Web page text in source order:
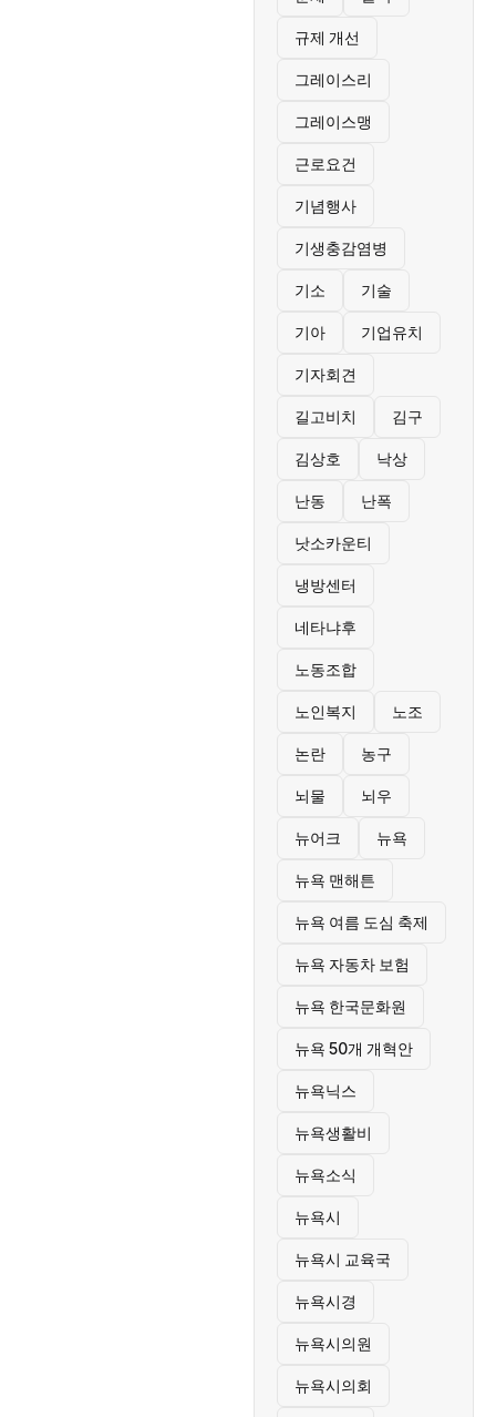
규제 개선
그레이스리
그레이스맹
근로요건
기념행사
기생충감염병
기소 기술
기아 기업유치
기자회견
길고비치 김구
김상호 낙상
난동 난폭
낫소카운티
냉방센터
네타냐후
노동조합
노인복지 노조
논란 농구
뇌물 뇌우
뉴어크 뉴욕
뉴욕 맨해튼
뉴욕 여름 도심 축제
뉴욕 자동차 보험
뉴욕 한국문화원
뉴욕 50개 개혁안
뉴욕닉스
뉴욕생활비
뉴욕소식
뉴욕시
뉴욕시 교육국
뉴욕시경
뉴욕시의원
뉴욕시의회